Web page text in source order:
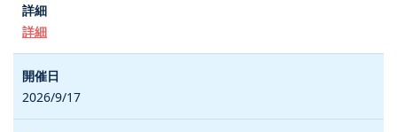
詳細
2026/9/17